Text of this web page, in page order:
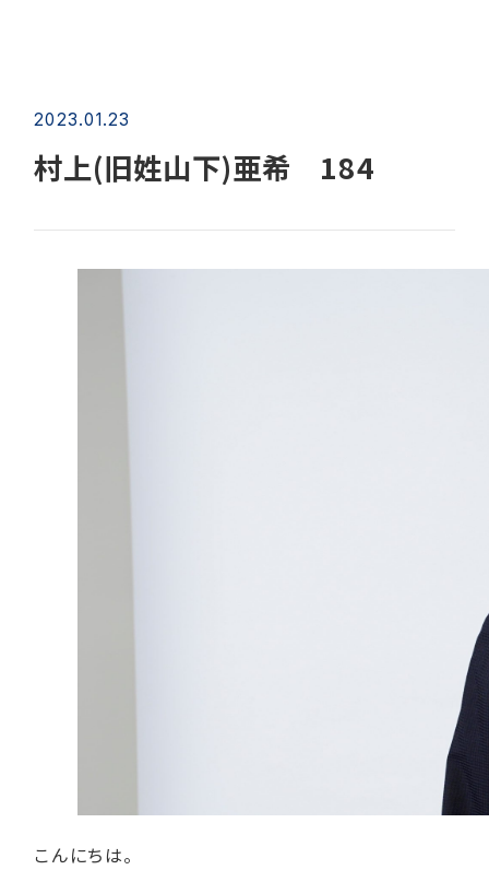
2023.01.23
村上(旧姓山下)亜希 184
こんにちは。